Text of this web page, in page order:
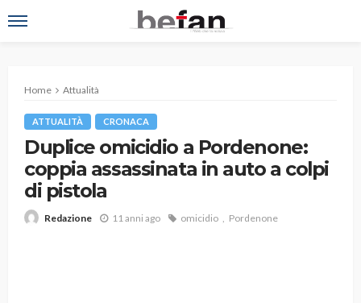
Home Attualità
ATTUALITÀ CRONACA
Duplice omicidio a Pordenone:
coppia assassinata in auto a colpi
di pistola
Redazione 11 anni ago omicidio Pordenone